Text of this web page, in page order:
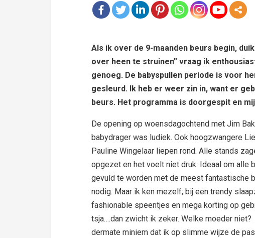
Als ik over de 9-maanden beurs begin,
over heen te struinen” vraag ik
genoeg. De babyspullen periode is voor
gesleurd. Ik heb er weer zin in, want er
beurs. Het programma is doorgespit en
De opening op woensdagochtend met Jim
babydrager was ludiek. Ook hoogzwangere
Pauline Wingelaar liepen rond. Alle stands
opgezet en het voelt niet druk. Ideaal om alle
gevuld te worden met de meest fantastische
nodig. Maar ik ken mezelf; bij een trendy
fashionable speentjes en mega korting op
tsja….dan zwicht ik zeker. Welke moeder
dermate miniem dat ik op slimme wijze de